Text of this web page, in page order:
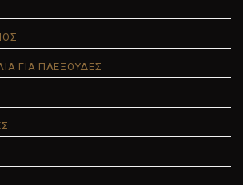
ΓΙΑ ΠΛΕΞΟΥΔΕΣ